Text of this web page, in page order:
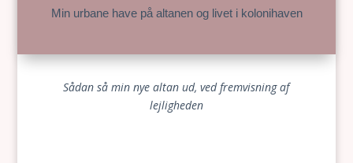
Min urbane have på altanen og livet i kolonihaven
Sådan så min nye altan ud, ved fremvisning af
lejligheden